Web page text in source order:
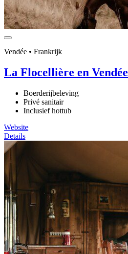
Vendée • Frankrijk
La Flocellière en Vendée
Boerderijbeleving
Privé sanitair
Inclusief hottub
Website
Details